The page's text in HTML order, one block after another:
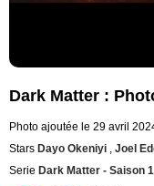
Dark Matter :
Photo ajoutée le 29 avril
Stars Dayo Okeniyi , Joel
Serie Dark Matter - Saison 1